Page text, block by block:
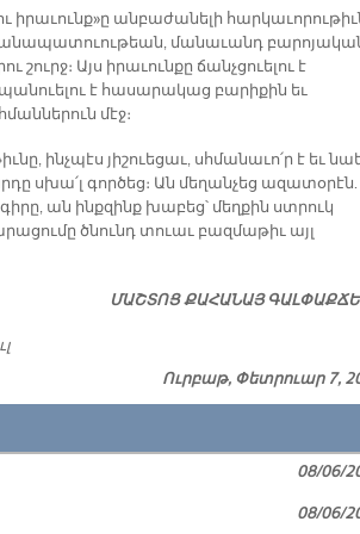
իրաւունք»ը անբաժանելի
մանաւանդ
շուրջ։ Այս իրաւունքը ճանչցուելու է
է հասարակաց բարիքին եւ
մէջ։
ինչպէս յիշուեցաւ, սհմանաւո՛ր է եւ
սխա՛լ գործեց։ Ան մեղանչեց ազատօրէն.
ան ինքզինք խաբեց՝ մեղքին ստրուկ
ծնունդ տուաւ բազմաթիւ այլ
ՄԱՇ­ՏՈՑ ՔԱ­ՀԱ­ՆԱՅ
Ուրբաթ, Փետրուար 7,
08/06/
08/06/